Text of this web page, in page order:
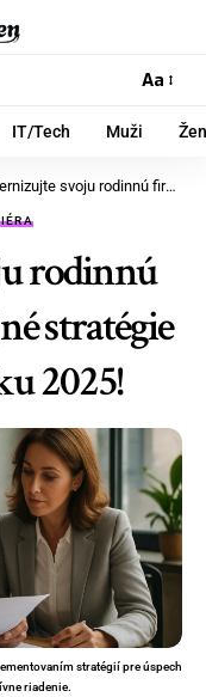
Aa
IT/Tech Muži
rodinnú firmu: Odhalené tajné stratégie pre úspech v roku 2025!
rodinnú
stratégie
2025!
stratégií pre úspech
riadenie.